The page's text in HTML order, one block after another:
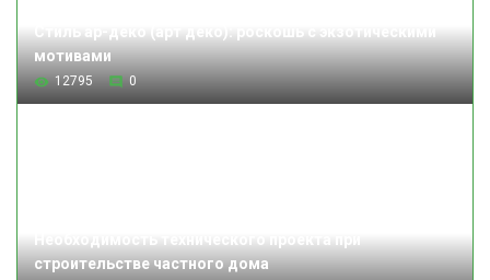
мотивами
12795 0
строительстве частного дома